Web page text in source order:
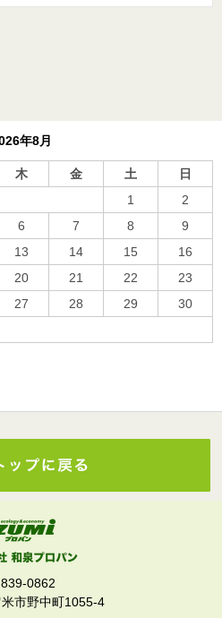
年8月
木 金 土
日
1
2
6 7 8
9
13 14 15
16
20 21 22
23
27 28 29
30
0862
市野中町1055-4